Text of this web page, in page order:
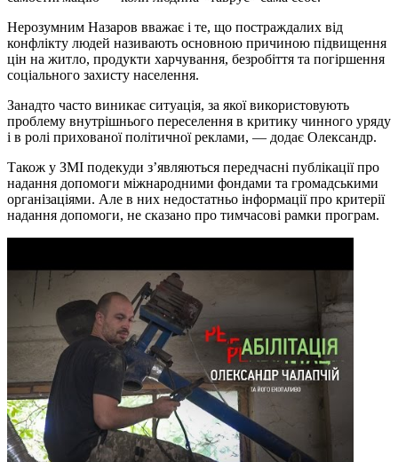
Нерозумним Назаров вважає і те, що постраждалих від
конфлікту людей називають основною причиною підвищення
цін на житло, продукти харчування, безробіття та погіршення
соціального захисту населення.
Занадто часто виникає ситуація, за якої використовують
проблему внутрішнього переселення в критику чинного уряду
і в ролі прихованої політичної реклами, — додає Олександр.
Також у ЗМІ подекуди з’являються передчасні публікації про
надання допомоги міжнародними фондами та громадськими
організаціями. Але в них недостатньо інформації про критерії
надання допомоги, не сказано про тимчасові рамки програм.